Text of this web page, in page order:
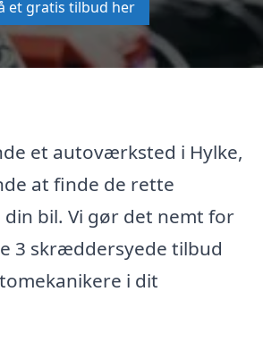
et gratis tilbud her
et autoværksted i Hylke,
at finde de rette
bil. Vi gør det nemt for
3 skræddersyede tilbud
i dit